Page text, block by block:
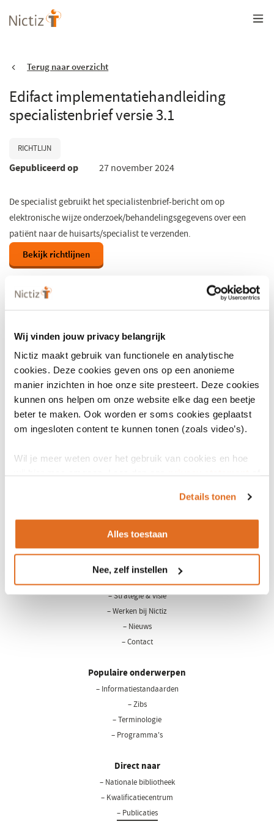
Wij vinden jouw privacy belangrijk
Nictiz maakt gebruik van functionele en analytische
cookies. Deze cookies geven ons op een anonieme
manier inzichten in hoe onze site presteert. Deze cookies
kunnen ons helpen om onze website elke dag een beetje
beter te maken. Ook worden er soms cookies geplaatst
om ingesloten content te kunnen tonen (zoals video’s).
Wil je meer weten over het gebruik van cookies en hoe
Details tonen
Alles toestaan
Nee, zelf instellen
Overslaan
en
gaanTerug naar overzicht
Edifact implementatiehandleiding
specialistenbrief versie 3.1
RICHTLIJN
Gepubliceerd op 27 november 2024
De specialist gebruikt het specialistenbrief-bericht om op
elektronische wijze onderzoek/behandelingsgegevens over een
patiënt naar de huisarts/specialist te verzenden.
Bekijk richtlijnen
LinkedInYoutube
– Strategie & visie
– Werken bij Nictiz
– Nieuws
– Contact
Populaire onderwerpen
– Informatiestandaarden
– Zibs
– Terminologie
– Programma's
Direct naar
– Nationale bibliotheek(opent
– Kwalificatiecentrum
– Publicaties